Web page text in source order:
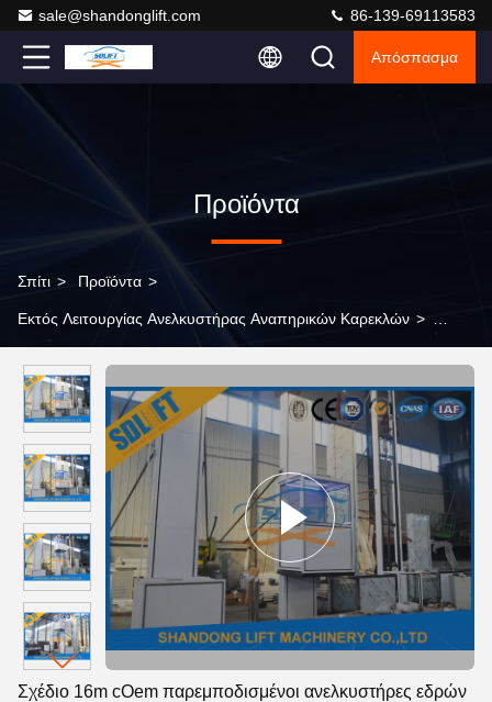
sale@shandonglift.com 86-139-69113583
Απόσπασμα
Προϊόντα
Σπίτι > Προϊόντα >
Εκτός Λειτουργίας Ανελκυστήρας Αναπηρικών Καρεκλών >
καμπίνα, το CE και SGS επικυρωμένες
Σχέδιο 16m cOem παρεμποδισμένοι ανελκυστήρες εδρών